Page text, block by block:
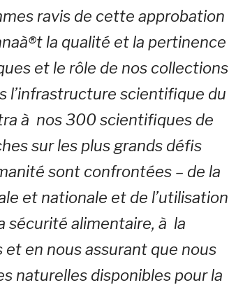
ravis de cette approbation
la qualité et la pertinence
et le rôle de nos collections
l’infrastructure scientifique du
à nos 300 scientifiques de
sur les plus grands défis
sont confrontées – de la
et nationale et de l’utilisation
sécurité alimentaire, à la
en nous assurant que nous
naturelles disponibles pour la